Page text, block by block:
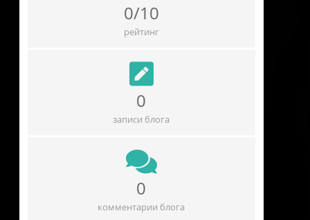
0/10
рейтинг
0
записи блога
0
комментарии блога